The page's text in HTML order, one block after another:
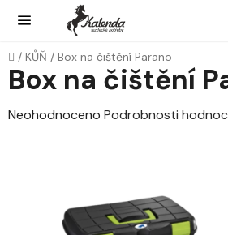
obsah
Domů
/ KŮŇ / Box na čištění Parano
Box na čištění
Průměrné
Neohodnoceno Podrobnosti